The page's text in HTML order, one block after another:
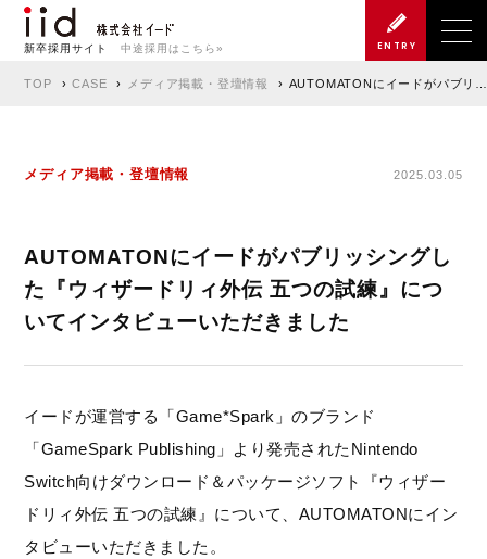
新卒採用サイト 中途採用はこちら» ENTRY
TOP CASE メディア掲載・登壇情報 AUTOMATONにイードがパブリ
2025.03.05
メディア掲載・登壇情報
AUTOMATONにイードがパブリッシングし
た『ウィザードリィ外伝 五つの試練』につ
いてインタビューいただきました
イードが運営する「Game*Spark」のブランド
「GameSpark Publishing」より発売されたNintendo
Switch向けダウンロード＆パッケージソフト『ウィザー
ドリィ外伝 五つの試練』について、AUTOMATONにイン
タビューいただきました。